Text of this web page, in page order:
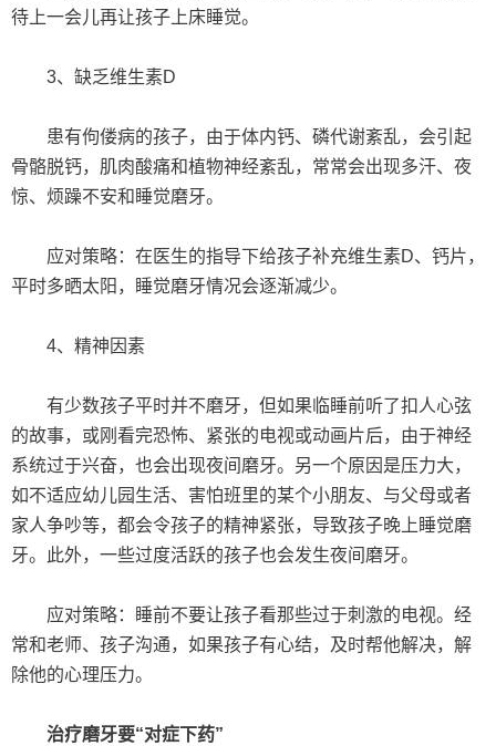
待上一会儿再让孩子上床睡觉。
3、缺乏维生素D
患有佝偻病的孩子，由于体内钙、磷代谢紊乱，会引起
骨骼脱钙，肌肉酸痛和植物神经紊乱，常常会出现多汗、夜
惊、烦躁不安和睡觉磨牙。
应对策略：在医生的指导下给孩子补充维生素D、钙片，
平时多晒太阳，睡觉磨牙情况会逐渐减少。
4、精神因素
有少数孩子平时并不磨牙，但如果临睡前听了扣人心弦
的故事，或刚看完恐怖、紧张的电视或动画片后，由于神经
系统过于兴奋，也会出现夜间磨牙。另一个原因是压力大，
如不适应幼儿园生活、害怕班里的某个小朋友、与父母或者
家人争吵等，都会令孩子的精神紧张，导致孩子晚上睡觉磨
牙。此外，一些过度活跃的孩子也会发生夜间磨牙。
应对策略：睡前不要让孩子看那些过于刺激的电视。经
常和老师、孩子沟通，如果孩子有心结，及时帮他解决，解
除他的心理压力。
治疗磨牙要“对症下药”